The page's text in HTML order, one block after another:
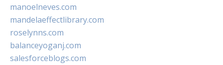
manoelneves.com
mandelaeffectlibrary.com
roselynns.com
balanceyoganj.com
salesforceblogs.com